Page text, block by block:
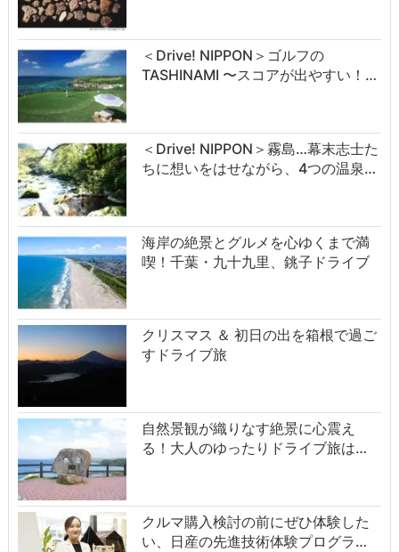
＜Drive! NIPPON＞ゴルフの
TASHINAMI 〜スコアが出やすい！…
＜Drive! NIPPON＞霧島…幕末志士た
ちに想いをはせながら、4つの温泉…
海岸の絶景とグルメを心ゆくまで満
喫！千葉・九十九里、銚子ドライブ
クリスマス ＆ 初日の出を箱根で過ご
すドライブ旅
自然景観が織りなす絶景に心震え
る！大人のゆったりドライブ旅は…
クルマ購入検討の前にぜひ体験した
い、日産の先進技術体験プログラ…